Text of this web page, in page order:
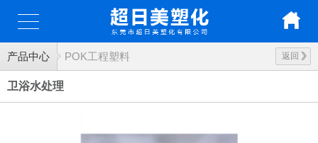
产品中心 返回
POK工程塑料
卫浴水处理